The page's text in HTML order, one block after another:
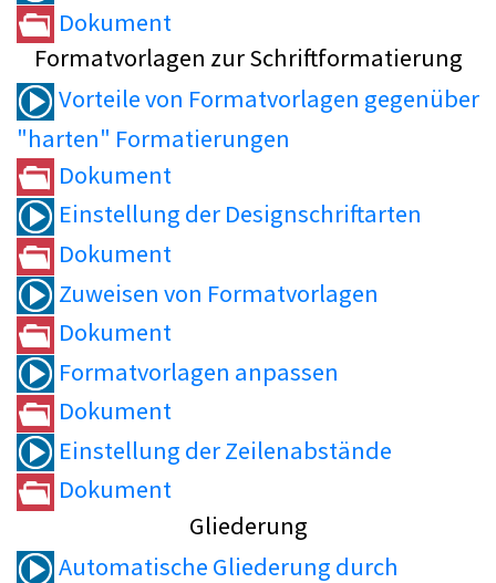
Dokument
Formatvorlagen zur Schriftformatierung
Vorteile von Formatvorlagen gegenüber
"harten" Formatierungen
Dokument
Einstellung der Designschriftarten
Dokument
Zuweisen von Formatvorlagen
Dokument
Formatvorlagen anpassen
Dokument
Einstellung der Zeilenabstände
Dokument
Gliederung
Automatische Gliederung durch